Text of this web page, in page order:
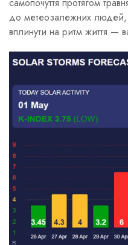
до метеозалежних людей,
вплинути на ритм життя —